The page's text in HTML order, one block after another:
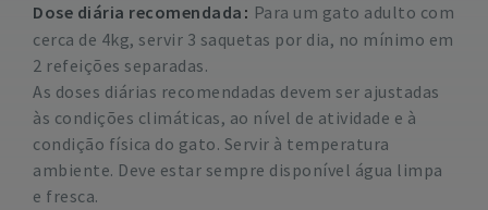
Dose diária recomendada
Para um gato adulto com
cerca de 4kg, servir 3 saquetas por dia, no mínimo em
2 refeições separadas.
As doses diárias recomendadas devem ser ajustadas
às condições climáticas, ao nível de atividade e à
condição física do gato. Servir à temperatura
ambiente. Deve estar sempre disponível água limpa
e fresca.